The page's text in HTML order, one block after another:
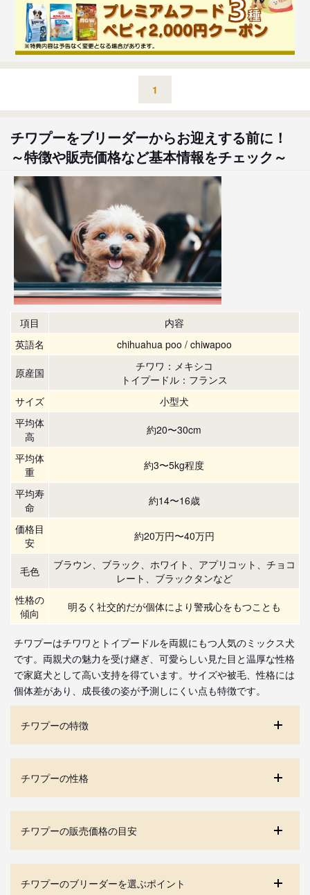
1
チワプーをブリーダーからお迎えする前に！
～特徴や販売価格など基本情報をチェック～
項目
内容
英語名
chihuahua poo / chiwapoo
原産国
チワワ：メキシコ
トイプードル：フランス
サイズ
小型犬
平均体
高
約20〜30cm
平均体
重
約3〜5kg程度
平均寿
命
約14〜16歳
価格目
安
約20万円〜40万円
毛色
ブラウン、ブラック、ホワイト、アプリコット、チョコ
レート、ブラックタンなど
性格の
傾向
明るく社交的だが個体により警戒心をもつことも
チワプーはチワワとトイプードルを両親にもつ人気のミックス犬
です。両親犬の魅力を受け継ぎ、可愛らしい見た目と温厚な性格
で家庭犬として高い支持を得ています。サイズや被毛、性格には
個体差があり、成長後の姿が予測しにくい点も特徴です。
チワプーの特徴
チワプーの性格
チワプーの販売価格の目安
チワプーのブリーダーを選ぶポイント